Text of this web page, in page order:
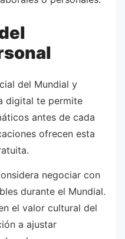
del Mundial y
digital te permite
antes de cada
ofrecen esta
negociar con
durante el Mundial.
el valor cultural del
a ajustar